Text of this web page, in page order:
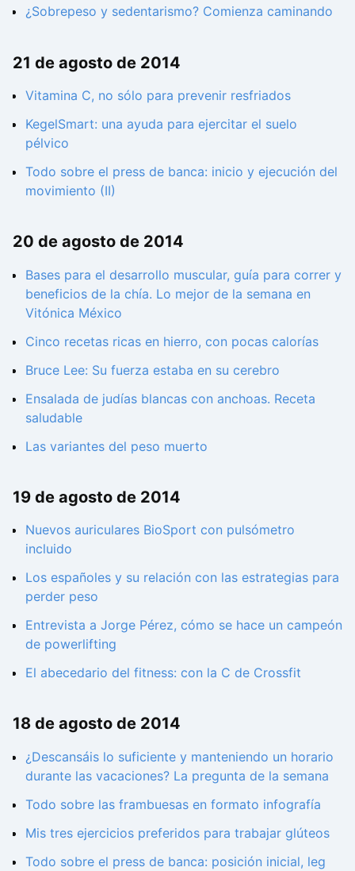
¿Sobrepeso y sedentarismo? Comienza caminando
21 de agosto de 2014
Vitamina C, no sólo para prevenir resfriados
KegelSmart: una ayuda para ejercitar el suelo
pélvico
Todo sobre el press de banca: inicio y ejecución del
movimiento (II)
20 de agosto de 2014
Bases para el desarrollo muscular, guía para correr y
beneficios de la chía. Lo mejor de la semana en
Vitónica México
Cinco recetas ricas en hierro, con pocas calorías
Bruce Lee: Su fuerza estaba en su cerebro
Ensalada de judías blancas con anchoas. Receta
saludable
Las variantes del peso muerto
19 de agosto de 2014
Nuevos auriculares BioSport con pulsómetro
incluido
Los españoles y su relación con las estrategias para
perder peso
Entrevista a Jorge Pérez, cómo se hace un campeón
de powerlifting
El abecedario del fitness: con la C de Crossfit
18 de agosto de 2014
¿Descansáis lo suficiente y manteniendo un horario
durante las vacaciones? La pregunta de la semana
Todo sobre las frambuesas en formato infografía
Mis tres ejercicios preferidos para trabajar glúteos
Todo sobre el press de banca: posición inicial, leg